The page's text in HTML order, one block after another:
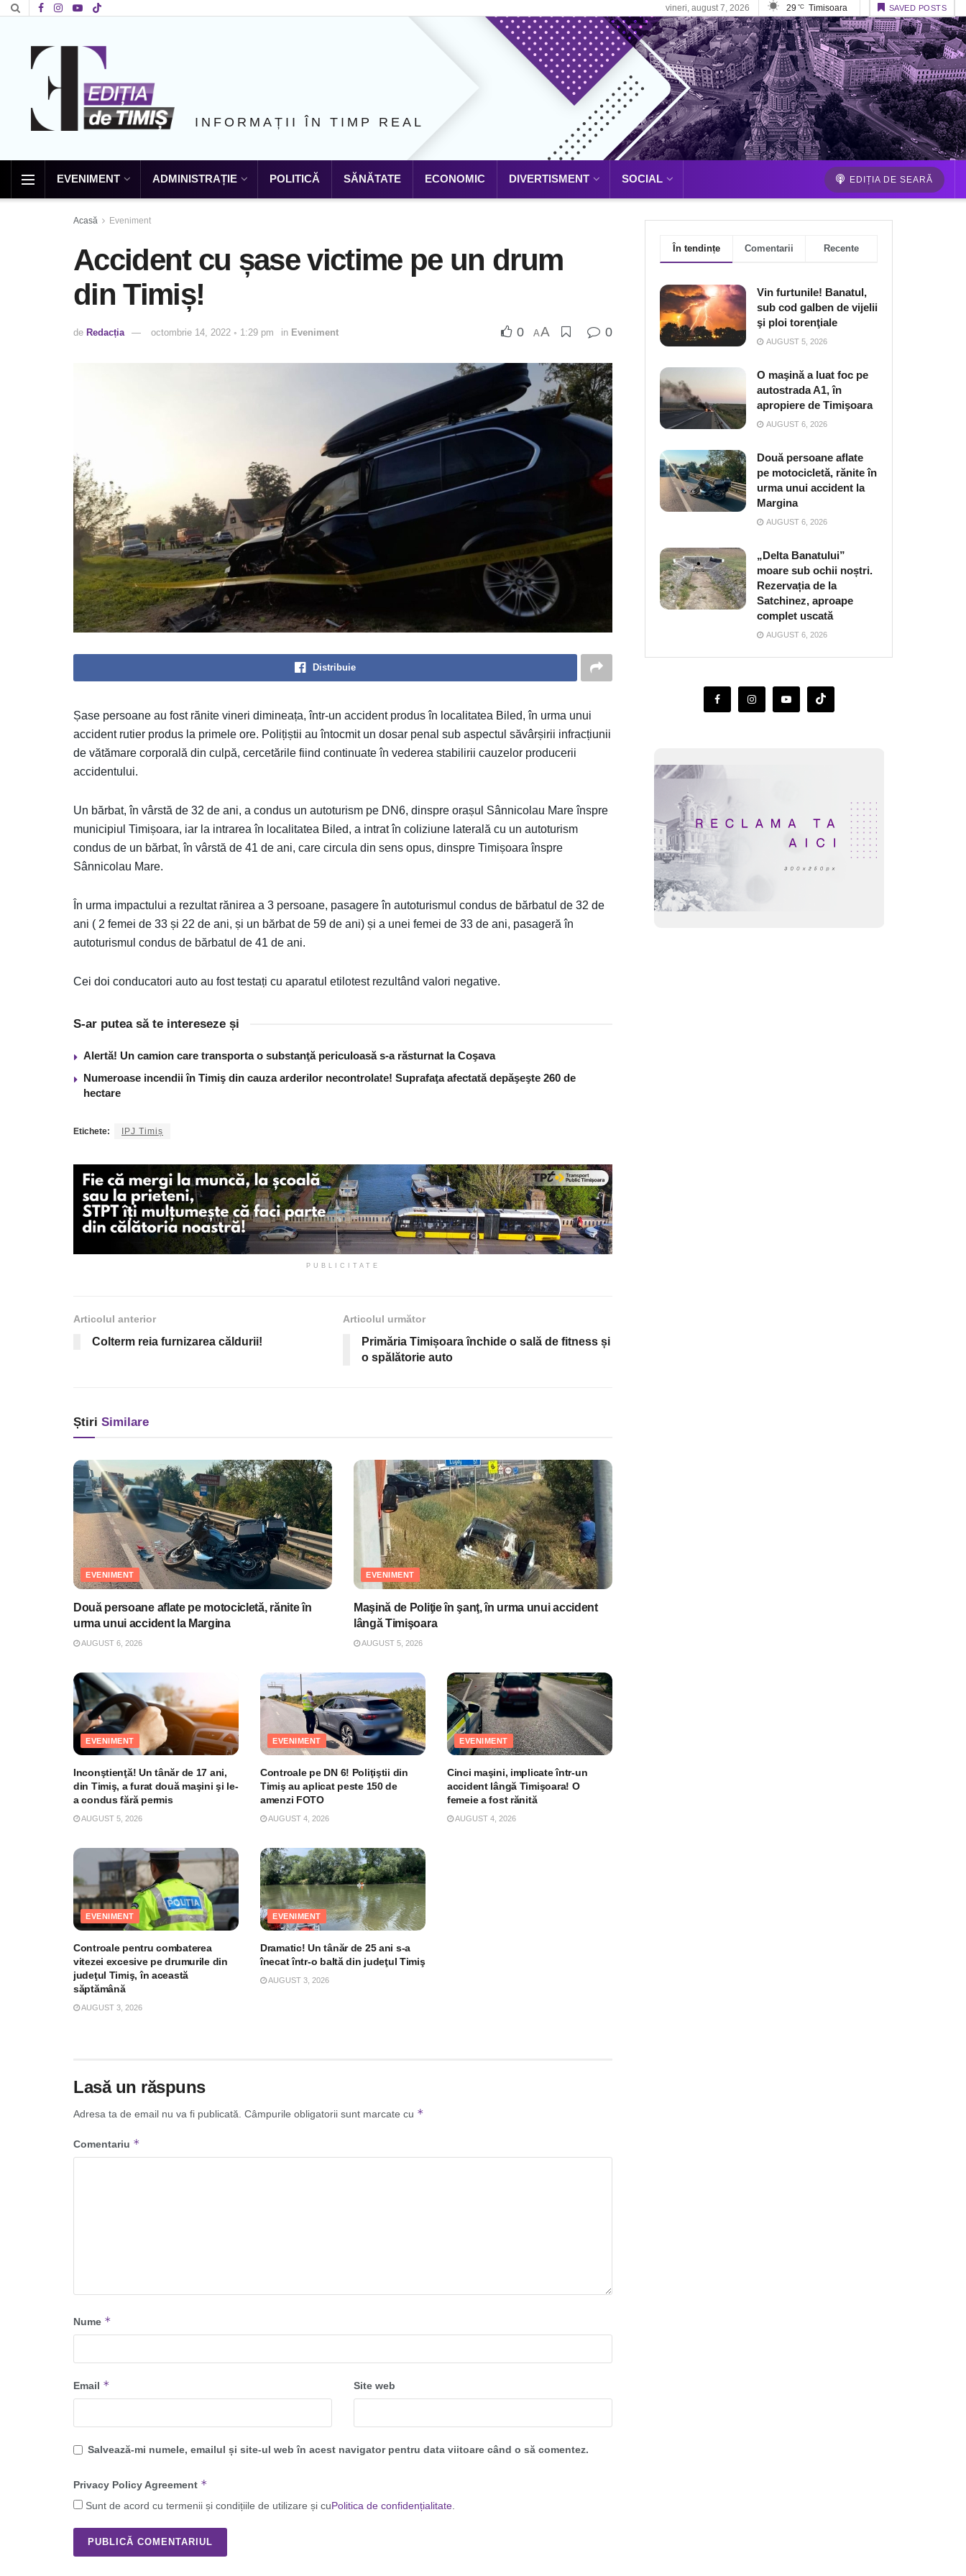
vineri, august 7, 2026 29 °C Timisoara SAVED POSTS
INFORMAȚII ÎN TIMP REAL
EVENIMENT ADMINISTRAȚIE POLITICĂ SĂNĂTATE ECONOMIC DIVERTISMENT SOCIAL EDIȚIA DE SEARĂ
Acasă Eveniment
Accident cu șase victime pe un drum
din Timiș!
de Redacția octombrie 14, 2022 ◦ 1:29 pm in Eveniment 0 AA 0
Distribuie
Șase persoane au fost rănite vineri dimineața, într-un accident produs în localitatea Biled, în urma unui
accident rutier produs la primele ore. Polițiștii au întocmit un dosar penal sub aspectul săvârșirii infracțiunii
de vătămare corporală din culpă, cercetările fiind continuate în vederea stabilirii cauzelor producerii
accidentului.
Un bărbat, în vârstă de 32 de ani, a condus un autoturism pe DN6, dinspre orașul Sânnicolau Mare înspre
municipiul Timișoara, iar la intrarea în localitatea Biled, a intrat în coliziune laterală cu un autoturism
condus de un bărbat, în vârstă de 41 de ani, care circula din sens opus, dinspre Timișoara înspre
Sânnicolau Mare.
În urma impactului a rezultat rănirea a 3 persoane, pasagere în autoturismul condus de bărbatul de 32 de
ani ( 2 femei de 33 și 22 de ani, și un bărbat de 59 de ani) și a unei femei de 33 de ani, pasageră în
autoturismul condus de bărbatul de 41 de ani.
Cei doi conducatori auto au fost testați cu aparatul etilotest rezultând valori negative.
S-ar putea să te intereseze și
Alertă! Un camion care transporta o substanţă periculoasă s-a răsturnat la Coşava
Numeroase incendii în Timiş din cauza arderilor necontrolate! Suprafaţa afectată depăşeşte 260 de
hectare
Etichete: IPJ Timiș
PUBLICITATE
Articolul anterior
Colterm reia furnizarea căldurii!
Articolul următor
Primăria Timișoara închide o sală de fitness și
o spălătorie auto
Știri Similare
EVENIMENT
Două persoane aflate pe motocicletă, rănite în
urma unui accident la Margina
AUGUST 6, 2026
EVENIMENT
Maşină de Poliţie în şanţ, în urma unui accident
lângă Timişoara
AUGUST 5, 2026
EVENIMENT
Inconştienţă! Un tânăr de 17 ani,
din Timiş, a furat două maşini şi le-
a condus fără permis
AUGUST 5, 2026
EVENIMENT
Controale pe DN 6! Poliţiştii din
Timiş au aplicat peste 150 de
amenzi FOTO
AUGUST 4, 2026
EVENIMENT
Cinci maşini, implicate într-un
accident lângă Timişoara! O
femeie a fost rănită
AUGUST 4, 2026
EVENIMENT
Controale pentru combaterea
vitezei excesive pe drumurile din
judeţul Timiş, în această
săptămână
AUGUST 3, 2026
EVENIMENT
Dramatic! Un tânăr de 25 ani s-a
înecat într-o baltă din judeţul Timiş
AUGUST 3, 2026
Lasă un răspuns
Adresa ta de email nu va fi publicată. Câmpurile obligatorii sunt marcate cu *
Comentariu *
Nume *
Email * Site web
Salvează-mi numele, emailul și site-ul web în acest navigator pentru data viitoare când o să comentez.
Privacy Policy Agreement *
Sunt de acord cu termenii și condițiile de utilizare și cuPolitica de confidențialitate
În tendințe Comentarii Recente
Vin furtunile! Banatul,
sub cod galben de vijelii
şi ploi torenţiale
AUGUST 5, 2026
O maşină a luat foc pe
autostrada A1, în
apropiere de Timişoara
AUGUST 6, 2026
Două persoane aflate
pe motocicletă, rănite în
urma unui accident la
Margina
AUGUST 6, 2026
„Delta Banatului”
moare sub ochii noștri.
Rezervația de la
Satchinez, aproape
complet uscată
AUGUST 6, 2026